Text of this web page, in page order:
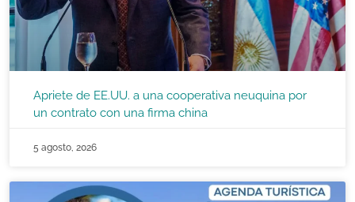
Apriete de EE.UU. a una cooperativa neuquina por
un contrato con una firma china
5 agosto, 2026